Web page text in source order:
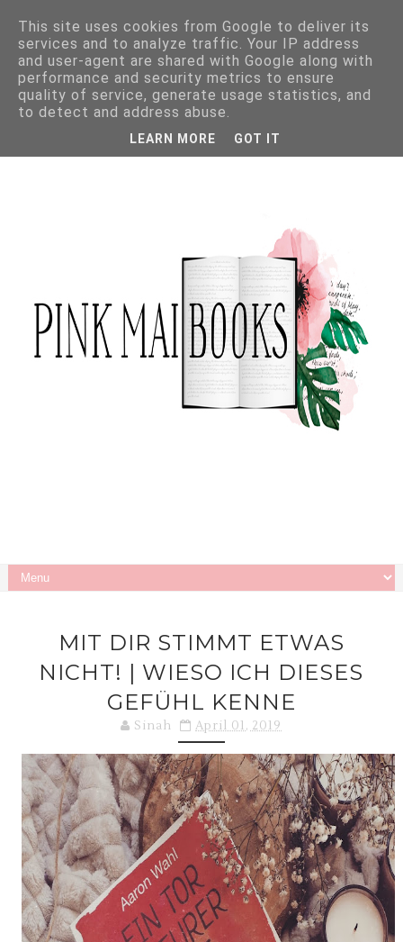
MIT DIR STIMMT ETWAS
NICHT! | WIESO ICH DIESES
GEFÜHL KENNE
Sinah April 01, 2019
This site uses cookies from Google to deliver its
services and to analyze traffic. Your IP address
and user-agent are shared with Google along with
performance and security metrics to ensure
quality of service, generate usage statistics, and
to detect and address abuse.
LEARN MORE GOT IT